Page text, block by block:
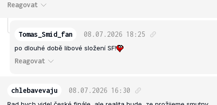
Reagovat
Tomas_Smid_fan 08.07.2026 18:25
po dlouhé době libové složení SF!
Reagovat
chlebavevaju 08.07.2026 16:30